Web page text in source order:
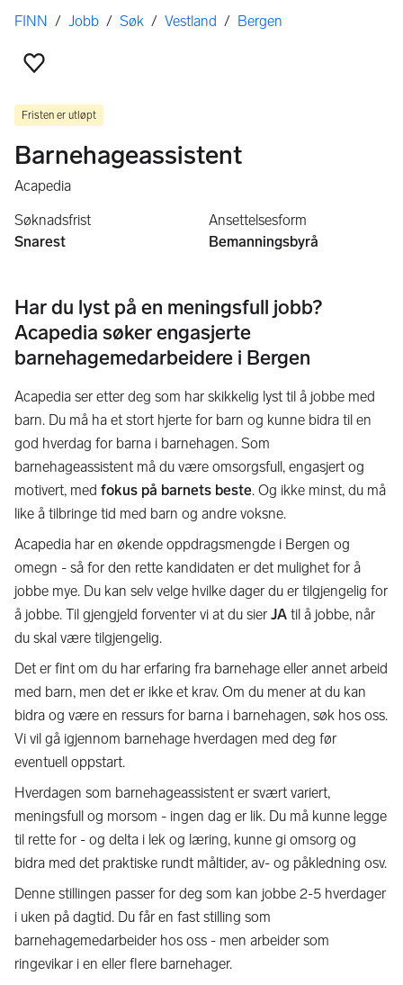
Her er du
FINN / Jobb / Søk / Vestland / Bergen
Fristen er utløpt
Barnehageassistent
Acapedia
Søknadsfrist
Snarest
Ansettelsesform
Bemanningsbyrå
Har du lyst på en meningsfull jobb?
Acapedia søker engasjerte
barnehagemedarbeidere i Bergen
Acapedia ser etter deg som har skikkelig lyst til å jobbe med
barn. Du må ha et stort hjerte for barn og kunne bidra til en
god hverdag for barna i barnehagen. Som
barnehageassistent må du være omsorgsfull, engasjert og
motivert, med fokus på barnets beste. Og ikke minst, du må
like å tilbringe tid med barn og andre voksne.
Acapedia har en økende oppdragsmengde i Bergen og
omegn - så for den rette kandidaten er det mulighet for å
jobbe mye. Du kan selv velge hvilke dager du er tilgjengelig for
å jobbe. Til gjengjeld forventer vi at du sier JA til å jobbe, når
du skal være tilgjengelig.
Det er fint om du har erfaring fra barnehage eller annet arbeid
med barn, men det er ikke et krav. Om du mener at du kan
bidra og være en ressurs for barna i barnehagen, søk hos oss.
Vi vil gå igjennom barnehage hverdagen med deg før
eventuell oppstart.
Hverdagen som barnehageassistent er svært variert,
meningsfull og morsom - ingen dag er lik. Du må kunne legge
til rette for - og delta i lek og læring, kunne gi omsorg og
bidra med det praktiske rundt måltider, av- og påkledning osv.
Denne stillingen passer for deg som kan jobbe 2-5 hverdager
i uken på dagtid. Du får en fast stilling som
barnehagemedarbeider hos oss - men arbeider som
ringevikar i en eller flere barnehager.